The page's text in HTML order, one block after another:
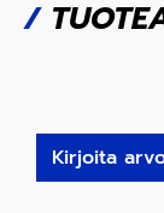
/
Kirjoita